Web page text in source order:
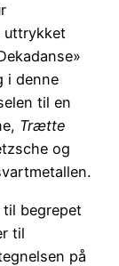
uttrykket
i denne
til en
Trætte
og
til begrepet
til
på